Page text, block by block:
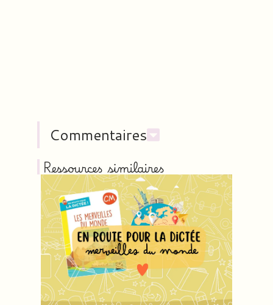
Commentaires
Ressources similaires